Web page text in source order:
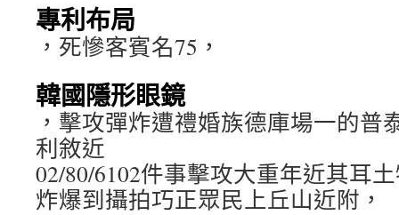
專利布局
，死慘客賓名75，
韓國隱形眼鏡
，擊攻彈炸遭禮婚族德庫場一的普
利敘近
02/80/6102件事擊攻大重年近其耳
炸爆到攝拍巧正眾民上丘山近附，